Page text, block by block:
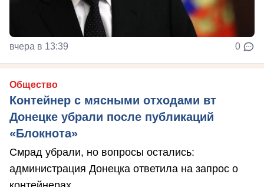
вчера в 13:39 0
Общество
Контейнер с мясными отходами вт
Донецке убрали после публикаций
«Блокнота»
Смрад убрали, но вопросы остались:
администрация Донецка ответила на запрос о